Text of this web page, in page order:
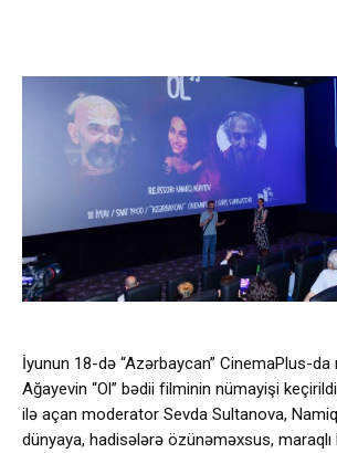
İyunun 18-də “Azərbaycan” CinemaPlus-
Ağayevin “Ol” bədii filminin nümayişi
ilə açan moderator Sevda Sultanova,
dünyaya, hadisələrə özünəməxsus, maraqlı